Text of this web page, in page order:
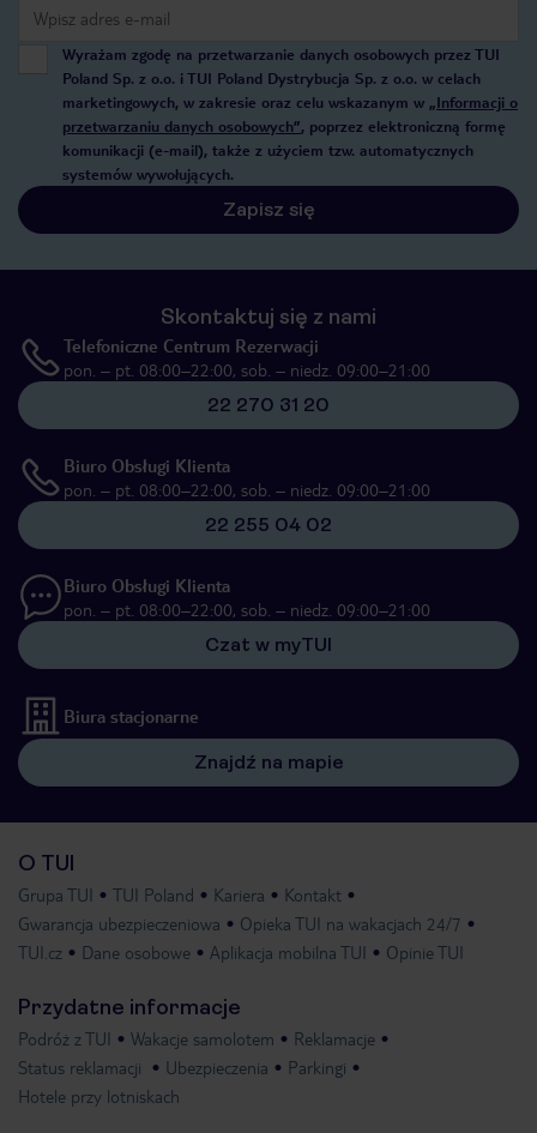
Wyrażam zgodę na przetwarzanie danych osobowych przez TUI
Poland Sp. z o.o. i TUI Poland Dystrybucja Sp. z o.o. w celach
marketingowych, w zakresie oraz celu wskazanym w „Informacji o
przetwarzaniu danych osobowych”, poprzez elektroniczną formę
komunikacji (e-mail), także z użyciem tzw. automatycznych
systemów wywołujących.
Zapisz się
Skontaktuj się z nami
Telefoniczne Centrum Rezerwacji
pon. – pt. 08:00–22:00, sob. – niedz. 09:00–21:00
22 270 31 20
Biuro Obsługi Klienta
pon. – pt. 08:00–22:00, sob. – niedz. 09:00–21:00
22 255 04 02
Biuro Obsługi Klienta
pon. – pt. 08:00–22:00, sob. – niedz. 09:00–21:00
Czat w myTUI
Biura stacjonarne
Znajdź na mapie
O TUI
Grupa TUI TUI Poland Kariera
Kontakt
Gwarancja ubezpieczeniowa
Opieka TUI na wakacjach 24/7
TUI.cz
Dane osobowe Aplikacja mobilna TUI Opinie TUI
Przydatne informacje
Podróż z TUI Wakacje samolotem
Reklamacje
Status reklamacji
Ubezpieczenia
Parkingi
Hotele przy lotniskach